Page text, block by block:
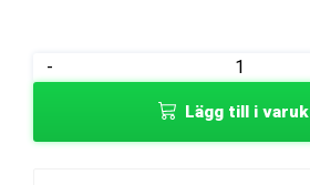
-
PACKNING
Lägg till i